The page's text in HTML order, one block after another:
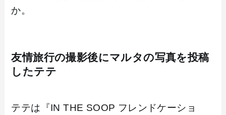
か。
友情旅行の撮影後にマルタの写真を投稿
したテテ
テテは『IN THE SOOP フレンドケーショ